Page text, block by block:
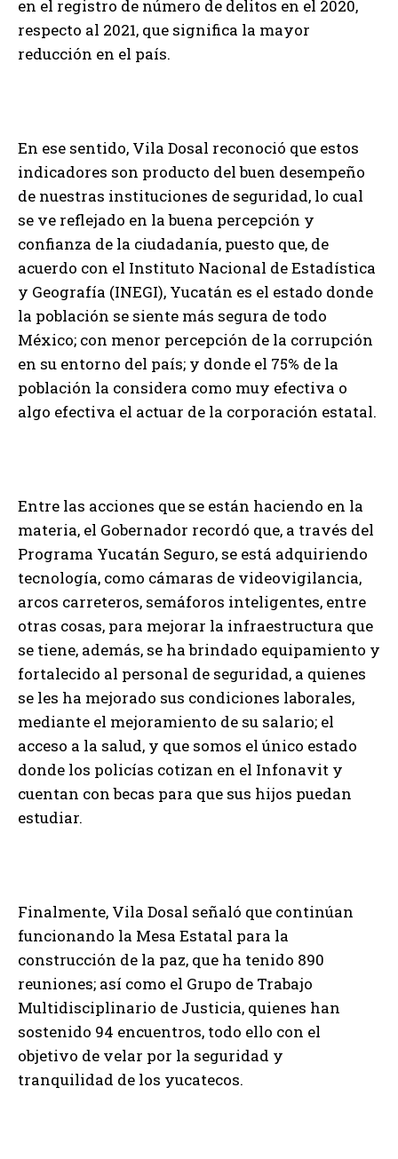
en el registro de número de delitos en el 2020,
respecto al 2021, que significa la mayor
reducción en el país.
En ese sentido, Vila Dosal reconoció que estos
indicadores son producto del buen desempeño
de nuestras instituciones de seguridad, lo cual
se ve reflejado en la buena percepción y
confianza de la ciudadanía, puesto que, de
acuerdo con el Instituto Nacional de Estadística
y Geografía (INEGI), Yucatán es el estado donde
la población se siente más segura de todo
México; con menor percepción de la corrupción
en su entorno del país; y donde el 75% de la
población la considera como muy efectiva o
algo efectiva el actuar de la corporación estatal.
Entre las acciones que se están haciendo en la
materia, el Gobernador recordó que, a través del
Programa Yucatán Seguro, se está adquiriendo
tecnología, como cámaras de videovigilancia,
arcos carreteros, semáforos inteligentes, entre
otras cosas, para mejorar la infraestructura que
se tiene, además, se ha brindado equipamiento y
fortalecido al personal de seguridad, a quienes
se les ha mejorado sus condiciones laborales,
mediante el mejoramiento de su salario; el
acceso a la salud, y que somos el único estado
donde los policías cotizan en el Infonavit y
cuentan con becas para que sus hijos puedan
estudiar.
Finalmente, Vila Dosal señaló que continúan
funcionando la Mesa Estatal para la
construcción de la paz, que ha tenido 890
reuniones; así como el Grupo de Trabajo
Multidisciplinario de Justicia, quienes han
sostenido 94 encuentros, todo ello con el
objetivo de velar por la seguridad y
tranquilidad de los yucatecos.